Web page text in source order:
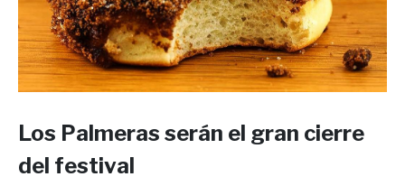
Los Palmeras serán el gran cierre
del festival